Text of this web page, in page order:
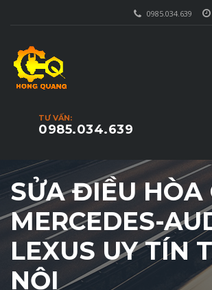
0985.034.639
TƯ VẤN:
0985.034.639
SỬA ĐIỀU HÒA
MERCEDES-
LEXUS UY TÍN
NỘI